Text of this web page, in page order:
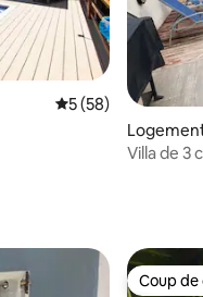
Note moyenne de
5 (58)
Villa de 3
Coup
Coup